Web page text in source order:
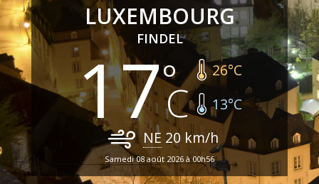
LUXEMBOURG
FINDEL
17 26°C
13°C
NE 20 km/h
Samedi 08 août 2026 à 00h56